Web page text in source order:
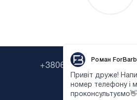
+380638322646
Контактна